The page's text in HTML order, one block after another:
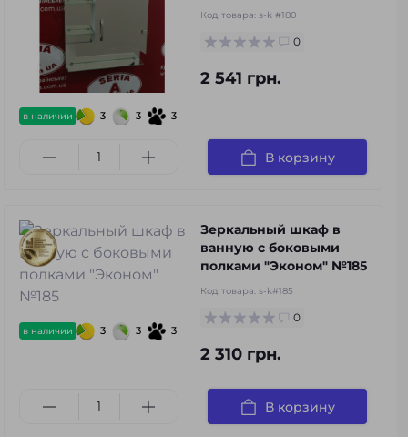
в наличии 3 3 3
Код товара: s-k #180
0
2 541 грн.
В корзину
в наличии 3 3 3
Зеркальный шкаф в
ванную с боковыми
полками "Эконом" №185
Код товара: s-k#185
0
2 310 грн.
В корзину